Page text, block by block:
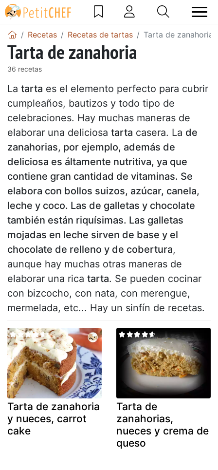
Recetas Recetas de tartas Tarta de zanahoria
Tarta de zanahoria
36 recetas
La tarta es el elemento perfecto para cubrir
cumpleaños, bautizos y todo tipo de
celebraciones. Hay muchas maneras de
elaborar una deliciosa tarta casera. La de
zanahorias, por ejemplo, además de
deliciosa es áltamente nutritiva, ya que
contiene gran cantidad de vitaminas. Se
elabora con bollos suizos, azúcar, canela,
leche y coco. Las de galletas y chocolate
también están riquísimas. Las galletas
mojadas en leche sirven de base y el
chocolate de relleno y de cobertura,
aunque hay muchas otras maneras de
elaborar una rica tarta. Se pueden cocinar
con bizcocho, con nata, con merengue,
mermelada, etc... Hay un sinfín de recetas.
Tarta de zanahoria
y nueces, carrot
cake
Tarta de
zanahorias,
nueces y crema de
queso